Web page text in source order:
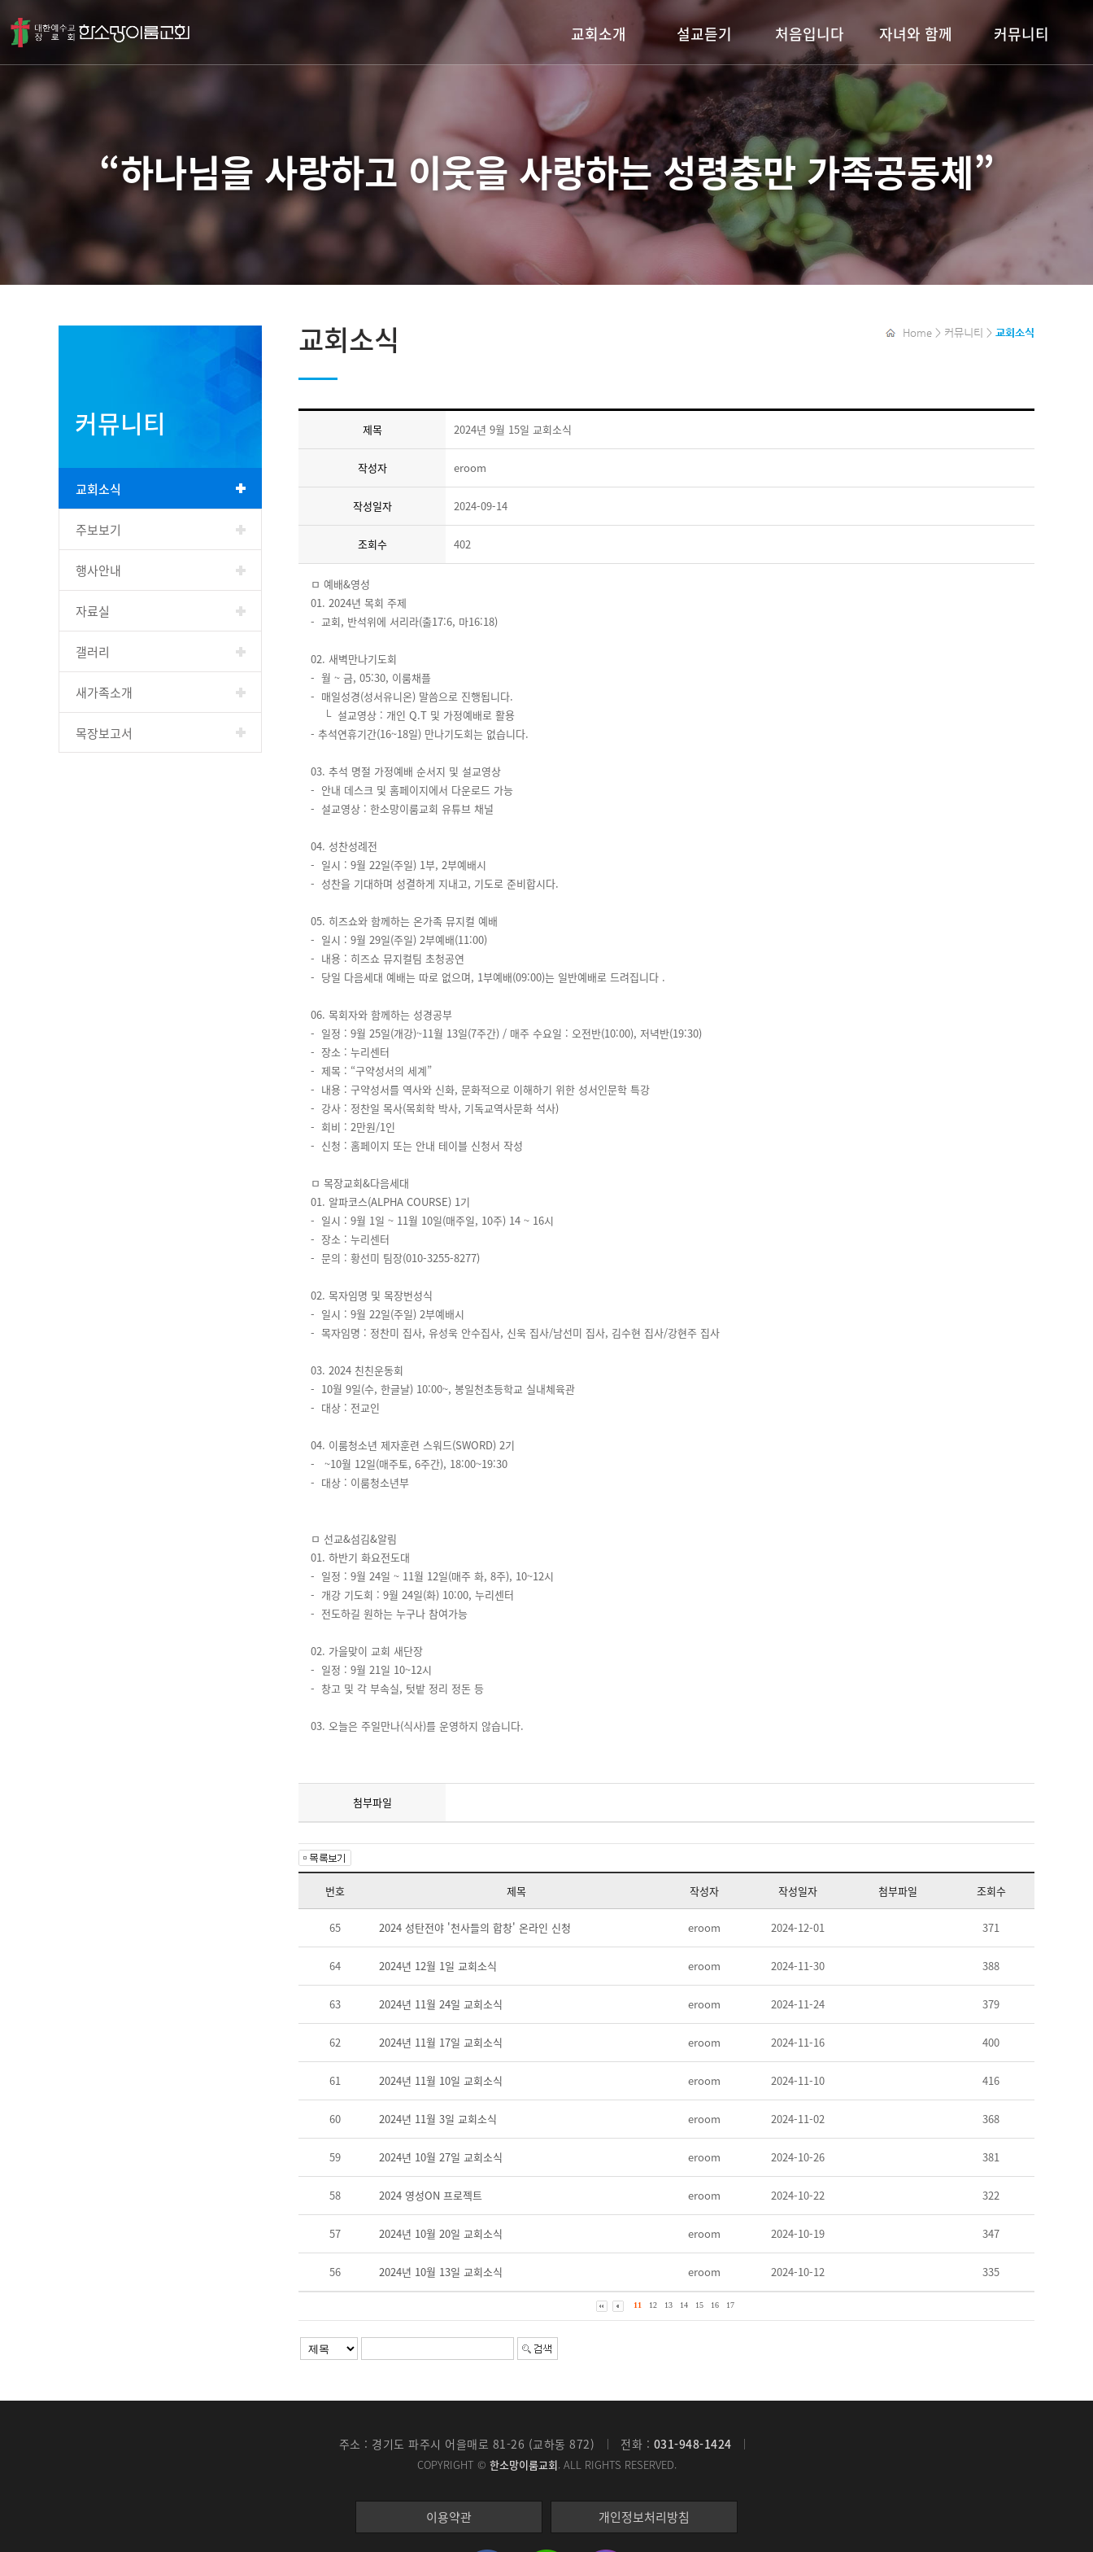
교회소개
교회연혁
예배시간안내
섬기는 이들
찾아오시는길
설교듣기
주일설교
어노인팅금요기도회
기타영상
처음입니다
예배안내
목장안내
알파(ALPHA)
자녀와 함께
이룸키즈
이룸틴즈
청소년부
청년부
커뮤니티
행사안내
갤러리
“하나님을 사랑하고 이웃을 사랑하는성령충만 가족공동체”
커뮤니티
교회소식
주보보기
행사안내
자료실
갤러리
새가족소개
목장보고서
교회소식 Home > 커뮤니티 > 교회소식
제목 2024년 9월 15일 교회소식
작성자 eroom
작성일자 2024-09-14
조회수 402
ㅁ 예배&영성
01. 2024년 목회 주제
- 교회, 반석위에 서리라(출17:6, 마16:18)
02. 새벽만나기도회
- 월 ~ 금, 05:30, 이룸채플
- 매일성경(성서유니온) 말씀으로 진행됩니다.
└ 설교영상 : 개인 Q.T 및 가정예배로 활용
- 추석연휴기간(16~18일) 만나기도회는 없습니다.
03. 추석 명절 가정예배 순서지 및 설교영상
- 안내 데스크 및 홈페이지에서 다운로드 가능
- 설교영상 : 한소망이룸교회 유튜브 채널
04. 성찬성례전
- 일시 : 9월 22일(주일) 1부, 2부예배시
- 성찬을 기대하며 성결하게 지내고, 기도로 준비합시다.
05. 히즈쇼와 함께하는 온가족 뮤지컬 예배
- 일시 : 9월 29일(주일) 2부예배(11:00)
- 내용 : 히즈쇼 뮤지컬팀 초청공연
- 당일 다음세대 예배는 따로 없으며, 1부예배(09:00)는 일반예배로 드려집니다 .
06. 목회자와 함께하는 성경공부
- 일정 : 9월 25일(개강)~11월 13일(7주간) / 매주 수요일 : 오전반(10:00), 저녁반(19:30)
- 장소 : 누리센터
- 제목 : “구약성서의 세계”
- 내용 : 구약성서를 역사와 신화, 문화적으로 이해하기 위한 성서인문학 특강
- 강사 : 정찬일 목사(목회학 박사, 기독교역사문화 석사)
- 회비 : 2만원/1인
- 신청 : 홈페이지 또는 안내 테이블 신청서 작성
ㅁ 목장교회&다음세대
01. 알파코스(ALPHA COURSE) 1기
- 일시 : 9월 1일 ~ 11월 10일(매주일, 10주) 14 ~ 16시
- 장소 : 누리센터
- 문의 : 황선미 팀장(010-3255-8277)
02. 목자임명 및 목장번성식
- 일시 : 9월 22일(주일) 2부예배시
- 목자임명 : 정찬미 집사, 유성욱 안수집사, 신욱 집사/남선미 집사, 김수현 집사/강현주 집사
03. 2024 친친운동회
- 10월 9일(수, 한글날) 10:00~, 봉일천초등학교 실내체육관
- 대상 : 전교인
04. 이룸청소년 제자훈련 스워드(SWORD) 2기
- ~10월 12일(매주토, 6주간), 18:00~19:30
- 대상 : 이룸청소년부
ㅁ 선교&섬김&알림
01. 하반기 화요전도대
- 일정 : 9월 24일 ~ 11월 12일(매주 화, 8주), 10~12시
- 개강 기도회 : 9월 24일(화) 10:00, 누리센터
- 전도하길 원하는 누구나 참여가능
02. 가을맞이 교회 새단장
- 일정 : 9월 21일 10~12시
- 창고 및 각 부속실, 텃밭 정리 정돈 등
03. 오늘은 주일만나(식사)를 운영하지 않습니다.
첨부파일
번호 제목 작성자 작성일자 첨부파일 조회수
65 2024 성탄전야 '천사들의 합창' 온라인 신청 eroom 2024-12-01 371
64 2024년 12월 1일 교회소식 eroom 2024-11-30 388
63 2024년 11월 24일 교회소식 eroom 2024-11-24 379
62 2024년 11월 17일 교회소식 eroom 2024-11-16 400
61 2024년 11월 10일 교회소식 eroom 2024-11-10 416
60 2024년 11월 3일 교회소식 eroom 2024-11-02 368
59 2024년 10월 27일 교회소식 eroom 2024-10-26 381
58 2024 영성ON 프로젝트 eroom 2024-10-22 322
57 2024년 10월 20일 교회소식 eroom 2024-10-19 347
56 2024년 10월 13일 교회소식 eroom 2024-10-12 335
11 12 13 14 15 16 17
주소 : 경기도 파주시 어을매로 81-26 (교하동 872) 전화 : 031-948-1424
COPYRIGHT © 한소망이룸교회. ALL RIGHTS RESERVED.
이용약관 개인정보처리방침